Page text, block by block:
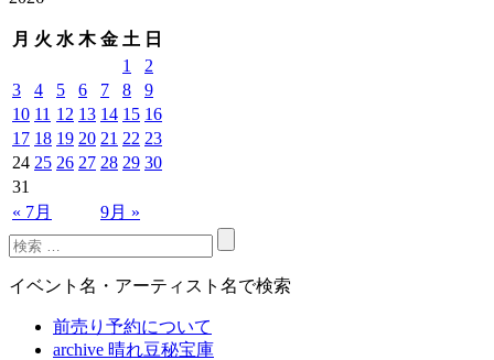
月 火 水 木 金 土 日
« 7月 9月 »
1
2
3
4 5 6 7 8
9
10 11 12 13 14 15 16
17 18 19 20 21 22 23
24 25 26 27 28 29 30
31
イベント名・アーティスト名で検索
前売り予約について
archive 晴れ豆秘宝庫